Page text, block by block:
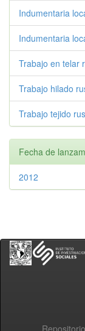
Indumentaria
Indumentaria
Trabajo en telar
Trabajo hilado
Trabajo tejido
Fecha de
2012